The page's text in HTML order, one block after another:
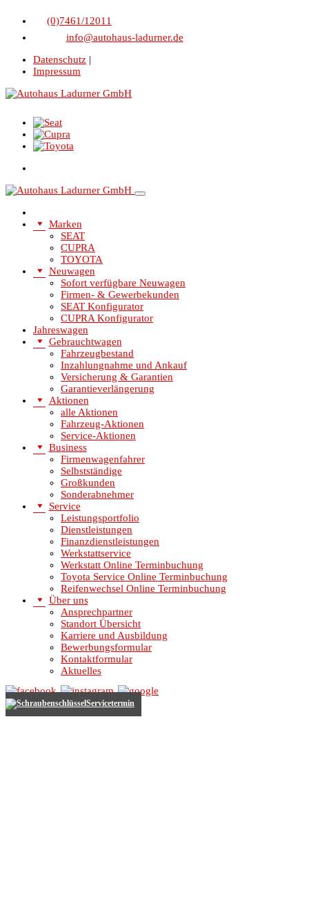
(0)7461/12011
info@autohaus-ladurner.de
Datenschutz |
Impressum
Marken
SEAT
CUPRA
TOYOTA
Neuwagen
Sofort verfügbare Neuwagen
Firmen- & Gewerbekunden
SEAT Konfigurator
CUPRA Konfigurator
Jahreswagen
Gebrauchtwagen
Fahrzeugbestand
Inzahlungnahme und Ankauf
Versicherung & Garantien
Garantieverlängerung
Aktionen
alle Aktionen
Fahrzeug-Aktionen
Service-Aktionen
Business
Firmenwagenfahrer
Selbstständige
Großkunden
Sonderabnehmer
Service
Leistungsportfolio
Dienstleistungen
Finanzdienstleistungen
Werkstattservice
Werkstatt Online Terminbuchung
Toyota Service Online Terminbuchung
Reifenwechsel Online Terminbuchung
Über uns
Ansprechpartner
Standort Übersicht
Karriere und Ausbildung
Bewerbungsformular
Kontaktformular
Aktuelles
Servicetermin